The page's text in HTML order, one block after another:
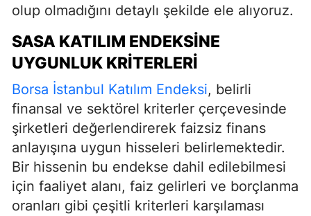
olup olmadığını detaylı şekilde ele alıyoruz.
SASA KATILIM ENDEKSINE
UYGUNLUK KRITERLERI
Borsa İstanbul Katılım Endeksi, belirli
finansal ve sektörel kriterler çerçevesinde
şirketleri değerlendirerek faizsiz finans
anlayışına uygun hisseleri belirlemektedir.
Bir hissenin bu endekse dahil edilebilmesi
için faaliyet alanı, faiz gelirleri ve borçlanma
oranları gibi çeşitli kriterleri karşılaması